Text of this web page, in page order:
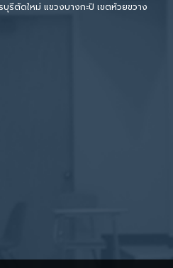
รีตัดใหม่ แขวงบางกะปิ เขตห้วยขวาง